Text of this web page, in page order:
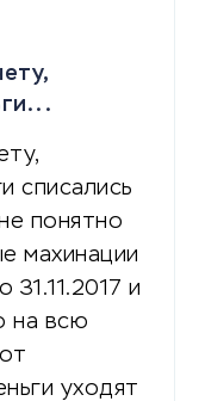
списались
понятно
махинации
31.11.2017 и
на всю
уходят